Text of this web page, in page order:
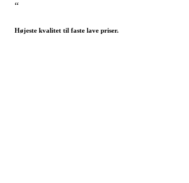
“
Højeste kvalitet til faste lave priser.